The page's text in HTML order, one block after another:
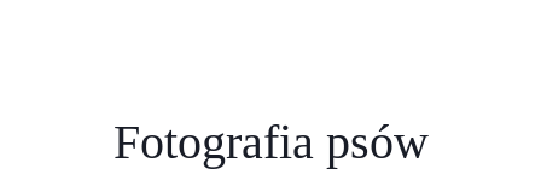
Fotografia psów